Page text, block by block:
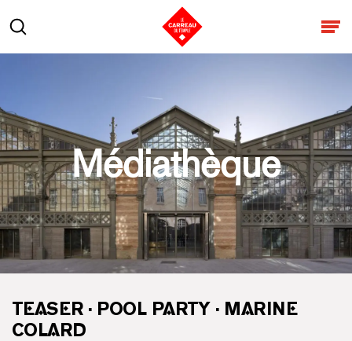
Rechercher
Médiathèque
TEASER · POOL PARTY · MARINE
COLARD